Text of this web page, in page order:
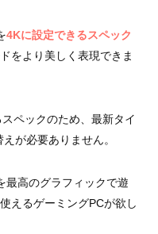
4Kに設定できるスペック
をより美しく表現できま
ペックのため、最新タイ
が必要ありません。
最高のグラフィックで遊
えるゲーミングPCが欲し